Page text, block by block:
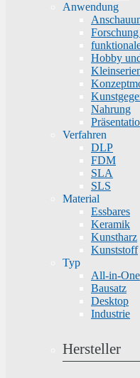
Anwendung
Hobby
Nahrung
Verfahren
DLP
FDM
SLA
SLS
Material
Essbares
Keramik
Kunstharz
Kunststoff
Typ
All-in-One
Bausatz
Desktop
Industrie
Hersteller